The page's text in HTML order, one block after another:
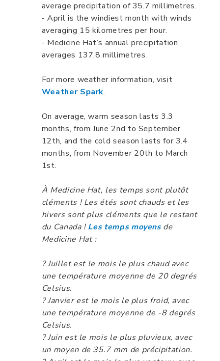
average precipitation of 35.7 millimetres.
- April is the windiest month with winds
averaging 15 kilometres per hour.
- Medicine Hat’s annual precipitation
averages 137.8 millimetres.
For more weather information, visit
Weather Spark.
On average, warm season lasts 3.3
months, from June 2nd to September
12th, and the cold season lasts for 3.4
months, from November 20th to March
1st.
À Medicine Hat, les temps sont plutôt
cléments ! Les étés sont chauds et les
hivers sont plus cléments que le restant
du Canada !Les temps moyensde
Medicine Hat :
? Juillet est le mois le plus chaud avec
une température moyenne de 20 degrés
Celsius.
? Janvier est le mois le plus froid, avec
une température moyenne de -8 degrés
Celsius.
? Juin est le mois le plus pluvieux, avec
un moyen de 35.7 mm de précipitation.